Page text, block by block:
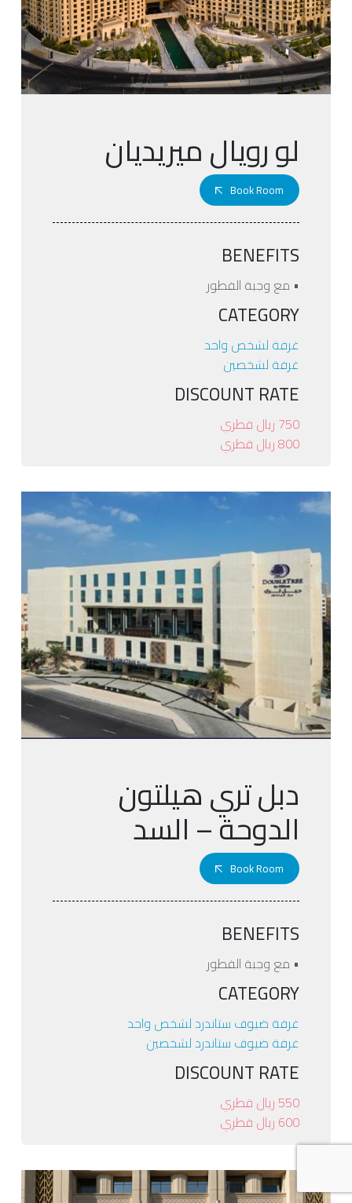
لو رويال ميريديان
Book Room
BENEFITS
• مع وجبة الفطور
CATEGORY
غرفة لشخص واحد
غرفة لشخصين
DISCOUNT RATE
750 ريال قطري
800 ريال قطري
دبل تري هيلتون
الدوحة – السد
Book Room
BENEFITS
• مع وجبة الفطور
CATEGORY
غرفة ضيوف ستاندرد لشخص واحد
غرفة ضيوف ستاندرد لشخصين
DISCOUNT RATE
550 ريال قطري
600 ريال قطري